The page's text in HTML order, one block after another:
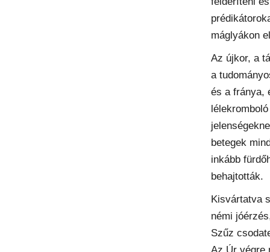
máglyákon
Az újkor, a
a
és a fránya,
betegek
inkább
behajtották.
Kisvártatva
némi
Szűz
Az Úr végre